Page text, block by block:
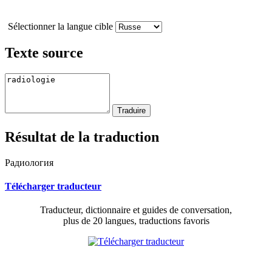
Sélectionner la langue cible
Texte source
Résultat de la traduction
Радиология
Télécharger traducteur
Traducteur, dictionnaire et guides de conversation,
plus de 20 langues, traductions favoris